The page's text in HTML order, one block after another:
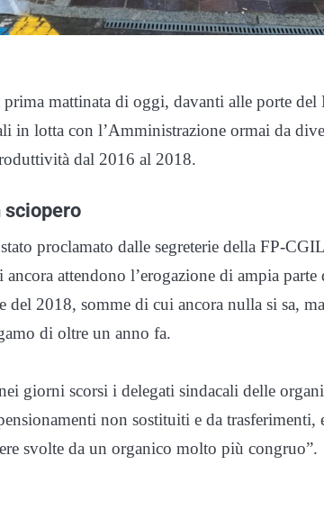
mattinata di oggi, davanti alle porte
in lotta con l’Amministrazione ormai da
dal 2016 al 2018.
sciopero
proclamato dalle segreterie della FP-
attendono l’erogazione di ampia
del 2018, somme di cui ancora nulla si sa,
di oltre un anno fa.
giorni scorsi i delegati sindacali delle
non sostituiti e da trasferimenti,
svolte da un organico molto più congruo”.